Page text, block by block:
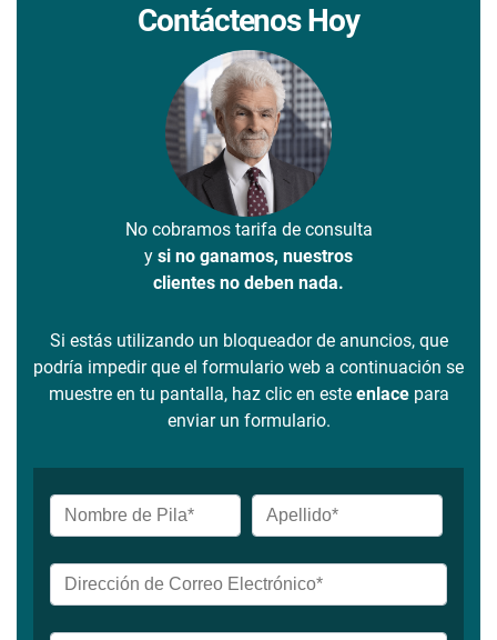
Contáctenos Hoy
No cobramos tarifa de consulta
y si no ganamos, nuestros
clientes no deben nada.
Si estás utilizando un bloqueador de anuncios, que
podría impedir que el formulario web a continuación se
muestre en tu pantalla, haz clic en este enlacepara
enviar un formulario.